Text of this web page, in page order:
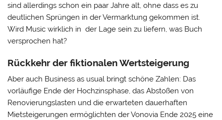
sind allerdings schon ein paar Jahre alt, ohne dass es zu
deutlichen Sprüngen in der Vermarktung gekommen ist.
Wird Music wirklich in der Lage sein zu liefern, was Buch
versprochen hat?
Rückkehr der fiktionalen Wertsteigerung
Aber auch Business as usual bringt schöne Zahlen: Das
vorläufige Ende der Hochzinsphase, das Abstoßen von
Renovierungslasten und die erwarteten dauerhaften
Mietsteigerungen ermöglichten der Vonovia Ende 2025 eine